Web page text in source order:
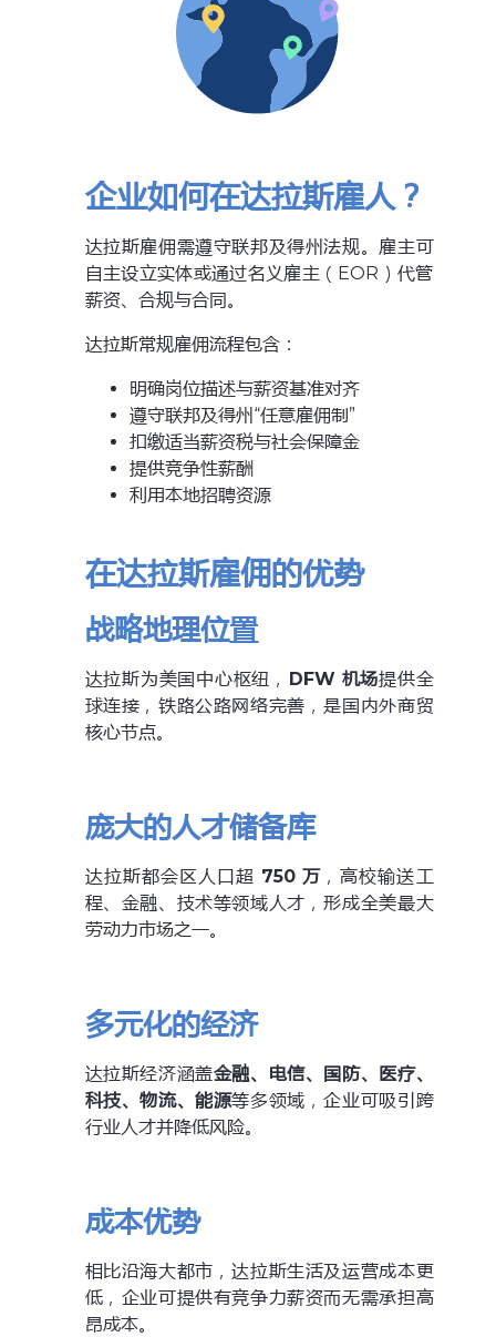
企业如何在达拉斯雇人？
达拉斯雇佣需遵守联邦及得州法规。雇主可
自主设立实体或通过名义雇主（EOR）代管
薪资、合规与合同。
达拉斯常规雇佣流程包含：
明确岗位描述与薪资基准对齐
遵守联邦及得州“任意雇佣制”
扣缴适当薪资税与社会保障金
提供竞争性薪酬
利用本地招聘资源
在达拉斯雇佣的优势
战略地理位置
达拉斯为美国中心枢纽， DFW 机场提供全
球连接，铁路公路网络完善，是国内外商贸
核心节点。
庞大的人才储备库
达拉斯都会区人口超 750 万，高校输送工
程、金融、技术等领域人才，形成全美最大
劳动力市场之一。
多元化的经济
达拉斯经济涵盖金融、电信、国防、医疗、
科技、物流、能源等多领域，企业可吸引跨
行业人才并降低风险。
成本优势
相比沿海大都市，达拉斯生活及运营成本更
低，企业可提供有竞争力薪资而无需承担高
昂成本。